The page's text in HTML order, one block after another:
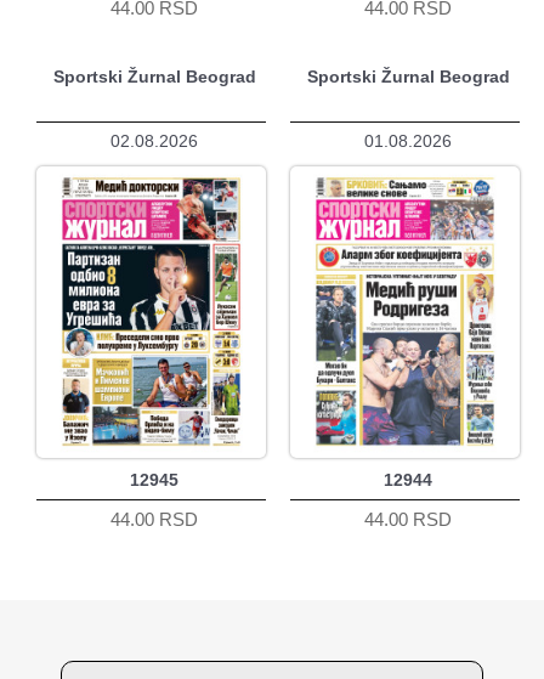
44.00 RSD 44.00 RSD
Sportski Žurnal Beograd
02.08.2026
12945
44.00 RSD
Sportski Žurnal Beograd
01.08.2026
12944
44.00 RSD